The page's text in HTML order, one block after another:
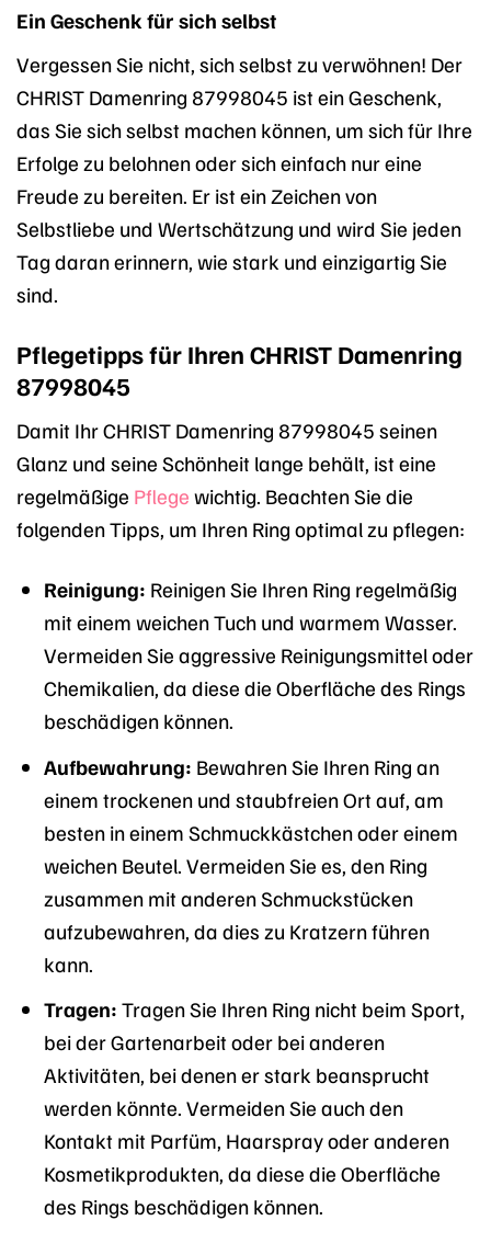
Ein Geschenk für sich selbst
Vergessen Sie nicht, sich selbst zu verwöhnen! Der
CHRIST Damenring 87998045 ist ein Geschenk,
das Sie sich selbst machen können, um sich für Ihre
Erfolge zu belohnen oder sich einfach nur eine
Freude zu bereiten. Er ist ein Zeichen von
Selbstliebe und Wertschätzung und wird Sie jeden
Tag daran erinnern, wie stark und einzigartig Sie
sind.
Pflegetipps für Ihren CHRIST Damenring
87998045
Damit Ihr CHRIST Damenring 87998045 seinen
Glanz und seine Schönheit lange behält, ist eine
regelmäßige Pflege wichtig. Beachten Sie die
folgenden Tipps, um Ihren Ring optimal zu pflegen:
Reinigung: Reinigen Sie Ihren Ring regelmäßig
mit einem weichen Tuch und warmem Wasser.
Vermeiden Sie aggressive Reinigungsmittel oder
Chemikalien, da diese die Oberfläche des Rings
beschädigen können.
Aufbewahrung: Bewahren Sie Ihren Ring an
einem trockenen und staubfreien Ort auf, am
besten in einem Schmuckkästchen oder einem
weichen Beutel. Vermeiden Sie es, den Ring
zusammen mit anderen Schmuckstücken
aufzubewahren, da dies zu Kratzern führen
kann.
Tragen: Tragen Sie Ihren Ring nicht beim Sport,
bei der Gartenarbeit oder bei anderen
Aktivitäten, bei denen er stark beansprucht
werden könnte. Vermeiden Sie auch den
Kontakt mit Parfüm, Haarspray oder anderen
Kosmetikprodukten, da diese die Oberfläche
des Rings beschädigen können.